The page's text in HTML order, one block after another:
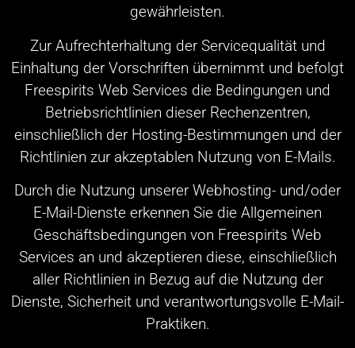
gewährleisten.
Zur Aufrechterhaltung der Servicequalität und
Einhaltung der Vorschriften übernimmt und befolgt
Freespirits Web Services die Bedingungen und
Betriebsrichtlinien dieser Rechenzentren,
einschließlich der Hosting-Bestimmungen und der
Richtlinien zur akzeptablen Nutzung von E-Mails.
Durch die Nutzung unserer Webhosting- und/oder
E-Mail-Dienste erkennen Sie die Allgemeinen
Geschäftsbedingungen von Freespirits Web
Services an und akzeptieren diese, einschließlich
aller Richtlinien in Bezug auf die Nutzung der
Dienste, Sicherheit und verantwortungsvolle E-Mail-
Praktiken.